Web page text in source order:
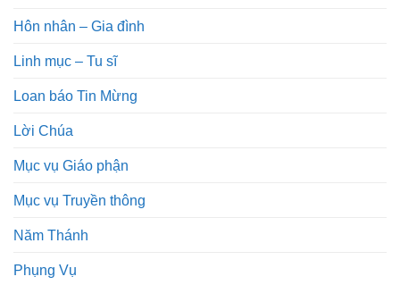
Hôn nhân – Gia đình
Linh mục – Tu sĩ
Loan báo Tin Mừng
Lời Chúa
Mục vụ Giáo phận
Mục vụ Truyền thông
Năm Thánh
Phụng Vụ